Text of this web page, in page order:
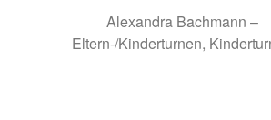
Alexandra Bachmann –
Eltern-/Kinderturnen,